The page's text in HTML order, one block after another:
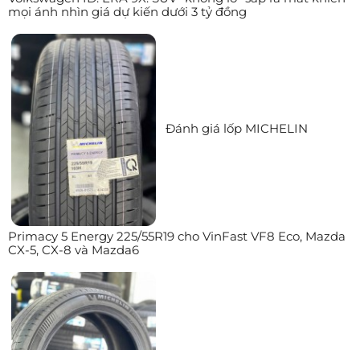
mọi ánh nhìn giá dự kiến dưới 3 tỷ đồng
Đánh giá lốp MICHELIN
Primacy 5 Energy 225/55R19 cho VinFast VF8 Eco, Mazda
CX-5, CX-8 và Mazda6